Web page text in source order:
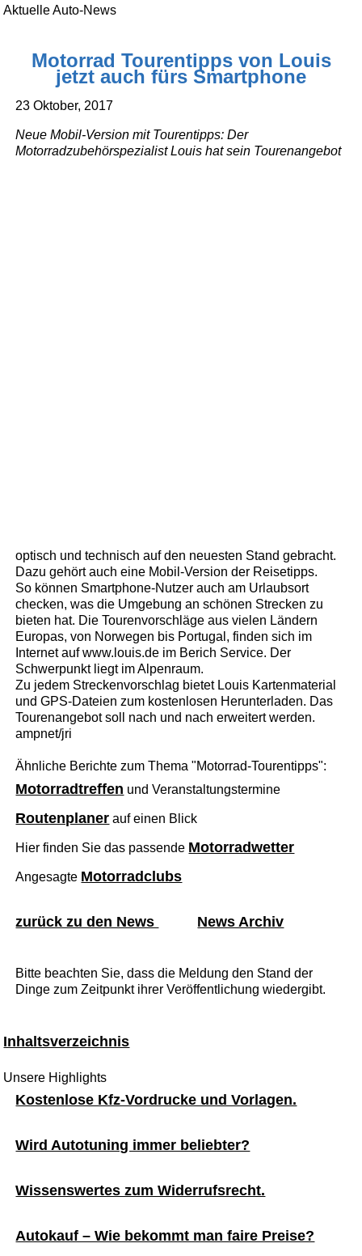
Aktuelle Auto-News
Motorrad Tourentipps von Louis
jetzt auch fürs Smartphone
23 Oktober, 2017
Neue Mobil-Version mit Tourentipps: Der
Motorradzubehörspezialist Louis hat sein Tourenangebot
optisch und technisch auf den neuesten Stand gebracht.
Dazu gehört auch eine Mobil-Version der Reisetipps.
So können Smartphone-Nutzer auch am Urlaubsort
checken, was die Umgebung an schönen Strecken zu
bieten hat. Die Tourenvorschläge aus vielen Ländern
Europas, von Norwegen bis Portugal, finden sich im
Internet auf www.louis.de im Berich Service. Der
Schwerpunkt liegt im Alpenraum.
Zu jedem Streckenvorschlag bietet Louis Kartenmaterial
und GPS-Dateien zum kostenlosen Herunterladen. Das
Tourenangebot soll nach und nach erweitert werden.
ampnet/jri
Ähnliche Berichte zum Thema "Motorrad-Tourentipps":
Motorradtreffen und Veranstaltungstermine
Routenplaner auf einen Blick
Hier finden Sie das passende Motorradwetter
Angesagte Motorradclubs
zurück zu den News News Archiv
Bitte beachten Sie, dass die Meldung den Stand der
Dinge zum Zeitpunkt ihrer Veröffentlichung wiedergibt.
Inhaltsverzeichnis
Unsere Highlights
Kostenlose Kfz-Vordrucke und Vorlagen.
Wird Autotuning immer beliebter?
Wissenswertes zum Widerrufsrecht.
Autokauf – Wie bekommt man faire Preise?